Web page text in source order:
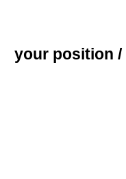
your position /